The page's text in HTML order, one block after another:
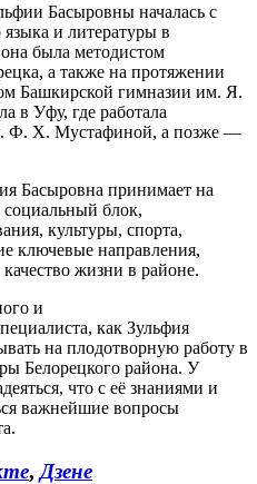
Басыровны началась с
и литературы в
была методистом
а также на протяжении
Башкирской гимназии им. Я.
в Уфу, где работала
Ф. Х. Мустафиной, а позже —
Басыровна принимает на
блок,
культуры, спорта,
ключевые направления,
жизни в районе.
и
как Зульфия
на плодотворную работу в
Белорецкого района. У
что с её знаниями и
важнейшие вопросы
, Дзене